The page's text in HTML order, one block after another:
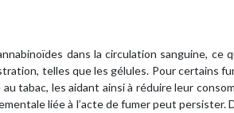
dans la circulation sanguine,
telles que les gélules. Pour certains
tabac, les aidant ainsi à réduire leur
liée à l’acte de fumer peut persister.